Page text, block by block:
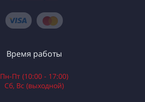
Время работы
Пн-Пт (10:00 - 17:00)
Сб, Вс (выходной)